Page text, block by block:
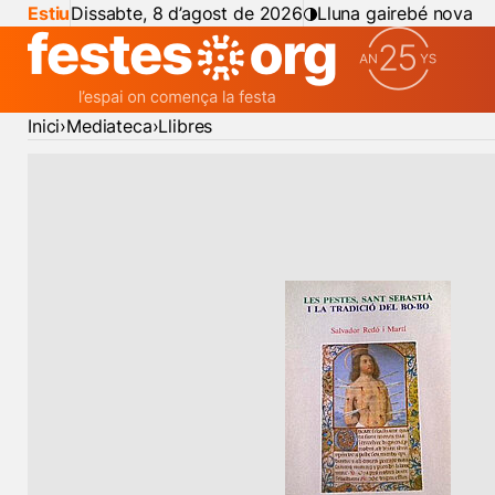
EstiuDissabte, 8 d’agost de 2026 Lluna gairebé nova
Inici Mediateca Llibres